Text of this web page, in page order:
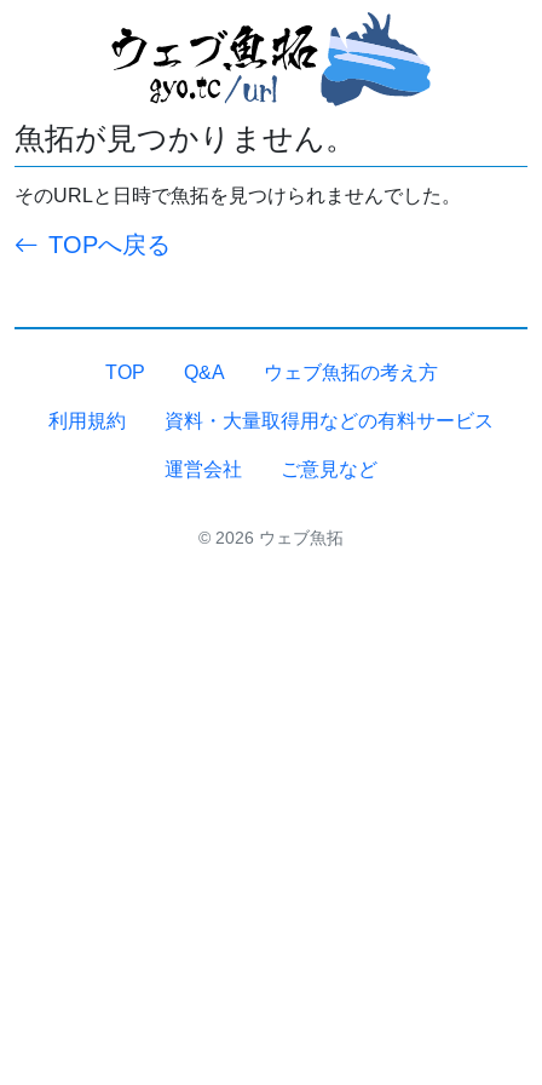
魚拓が見つかりません。
そのURLと日時で魚拓を見つけられませんでした。
TOPへ戻る
TOP Q&A ウェブ魚拓の考え方
利用規約 資料・大量取得用などの有料サービス
運営会社 ご意見など
© 2026 ウェブ魚拓